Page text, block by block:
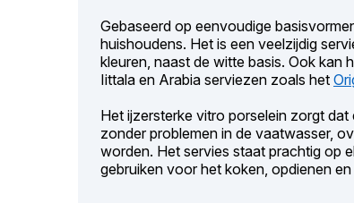
Gebaseerd op eenvoudige
huishoudens. Het is een veelzijdig
kleuren, naast de witte basis. Ook kan
Iittala en Arabia serviezen zoals het
Het ijzersterke vitro porselein zorgt
zonder problemen in de vaatwasser,
worden. Het servies staat prachtig op
gebruiken voor het koken, opdienen